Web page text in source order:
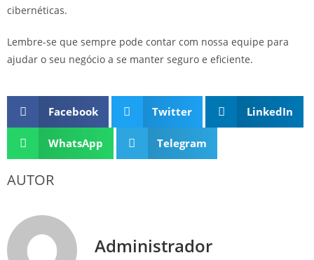
cibernéticas.
Lembre-se que sempre pode contar com nossa equipe para
ajudar o seu negócio a se manter seguro e eficiente.
Facebook Twitter LinkedIn
WhatsApp Telegram
AUTOR
Administrador